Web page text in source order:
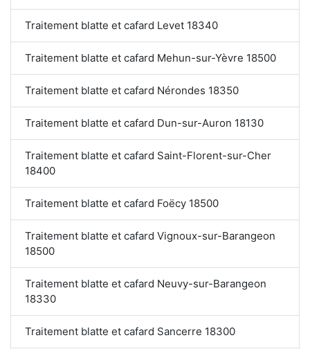
Traitement blatte et cafard Levet 18340
Traitement blatte et cafard Mehun-sur-Yèvre 18500
Traitement blatte et cafard Nérondes 18350
Traitement blatte et cafard Dun-sur-Auron 18130
Traitement blatte et cafard Saint-Florent-sur-Cher
18400
Traitement blatte et cafard Foëcy 18500
Traitement blatte et cafard Vignoux-sur-Barangeon
18500
Traitement blatte et cafard Neuvy-sur-Barangeon
18330
Traitement blatte et cafard Sancerre 18300